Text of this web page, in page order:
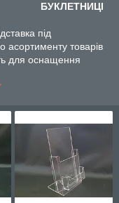
БУКЛЕТНИЦІ
під
асортименту товарів
для оснащення
місцях:
можуть
поверхні і не
що робить їх
настільні і